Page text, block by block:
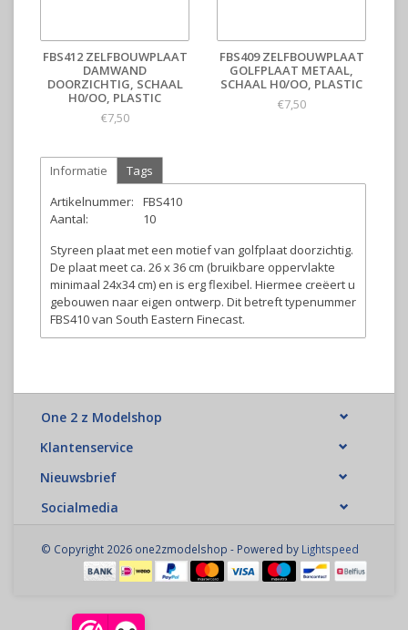
FBS412 ZELFBOUWPLAAT
DAMWAND
DOORZICHTIG, SCHAAL
H0/OO, PLASTIC
€7,50
FBS409 ZELFBOUWPLAAT
GOLFPLAAT METAAL,
SCHAAL H0/OO, PLASTIC
€7,50
Informatie
Tags
Artikelnummer:
FBS410
Aantal:
10
Styreen plaat met een motief van golfplaat doorzichtig.
De plaat meet ca. 26 x 36 cm (bruikbare oppervlakte
minimaal 24x34 cm) en is erg flexibel. Hiermee creëert u
gebouwen naar eigen ontwerp. Dit betreft typenummer
FBS410 van South Eastern Finecast.
One 2 z Modelshop
Klantenservice
Nieuwsbrief
Socialmedia
© Copyright 2026 one2zmodelshop - Powered by Lightspeed